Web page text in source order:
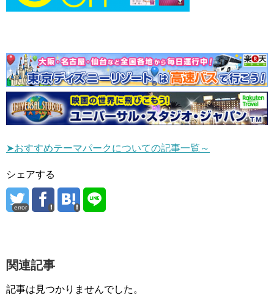
➤おすすめテーマパークについての記事一覧～
シェアする
error
関連記事
記事は見つかりませんでした。